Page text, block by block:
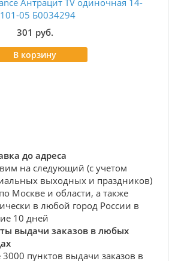
Антрацит TV одиночная 14-
05 Б0034294
301 руб.
В корзину
до адреса
на следующий (с учетом
выходных и праздников)
Москве и области, а также
в любой город России в
10 дней
выдачи заказов в любых
3000 пунктов выдачи заказов в